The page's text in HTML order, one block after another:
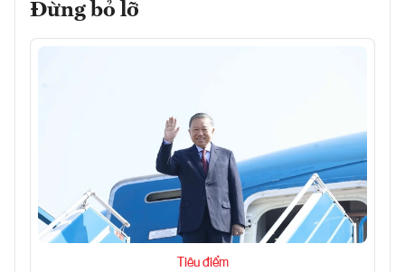
Đừng bỏ lỡ
Tiêu điểm